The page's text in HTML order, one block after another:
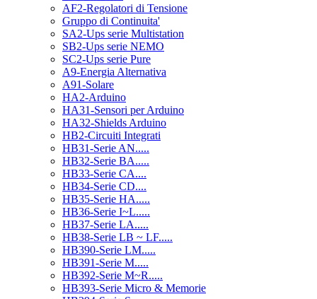
AF2-Regolatori di Tensione
Gruppo di Continuita'
SA2-Ups serie Multistation
SB2-Ups serie NEMO
SC2-Ups serie Pure
A9-Energia Alternativa
A91-Solare
HA2-Arduino
HA31-Sensori per Arduino
HA32-Shields Arduino
HB2-Circuiti Integrati
HB31-Serie AN.....
HB32-Serie BA.....
HB33-Serie CA....
HB34-Serie CD....
HB35-Serie HA.....
HB36-Serie I~L.....
HB37-Serie LA.....
HB38-Serie LB ~ LF.....
HB390-Serie LM.....
HB391-Serie M.....
HB392-Serie M~R.....
HB393-Serie Micro & Memorie